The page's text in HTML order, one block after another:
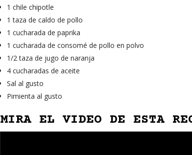
1 chile chipotle
1 taza de caldo de pollo
1 cucharada de paprika
1 cucharada de consomé de pollo en polvo
1/2 taza de jugo de naranja
4 cucharadas de aceite
Sal al gusto
Pimienta al gusto
MIRA EL VIDEO DE ESTA